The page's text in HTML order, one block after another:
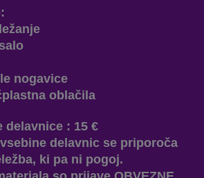
nogavice
oblačila
delavnice : 15 €
delavnic se priporoča
ki pa ni pogoj.